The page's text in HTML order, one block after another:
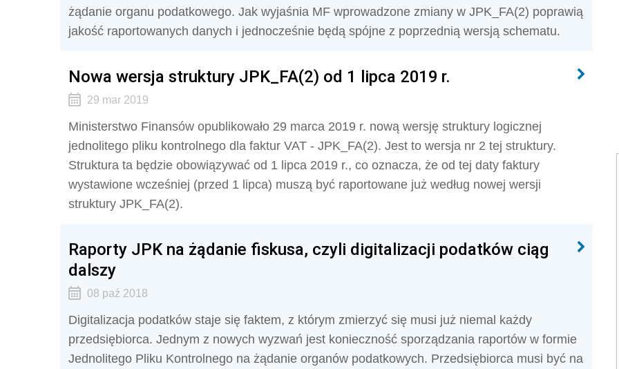
żądanie organu podatkowego. Jak wyjaśnia MF wprowadzone zmiany w JPK_FA(2) poprawią
jakość raportowanych danych i jednocześnie będą spójne z poprzednią wersją schematu.
Nowa wersja struktury JPK_FA(2) od 1 lipca 2019 r.
29 mar 2019
Ministerstwo Finansów opublikowało 29 marca 2019 r. nową wersję struktury logicznej
jednolitego pliku kontrolnego dla faktur VAT - JPK_FA(2). Jest to wersja nr 2 tej struktury.
Struktura ta będzie obowiązywać od 1 lipca 2019 r., co oznacza, że od tej daty faktury
wystawione wcześniej (przed 1 lipca) muszą być raportowane już według nowej wersji
struktury JPK_FA(2).
Raporty JPK na żądanie fiskusa, czyli digitalizacji podatków ciąg
dalszy
08 paź 2018
Digitalizacja podatków staje się faktem, z którym zmierzyć się musi już niemal każdy
przedsiębiorca. Jednym z nowych wyzwań jest konieczność sporządzania raportów w formie
Jednolitego Pliku Kontrolnego na żądanie organów podatkowych. Przedsiębiorca musi być na